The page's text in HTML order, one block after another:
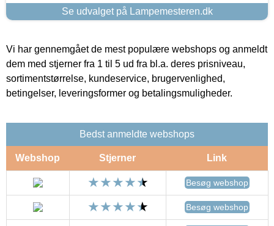
Se udvalget på Lampemesteren.dk
Vi har gennemgået de mest populære webshops og anmeldt
dem med stjerner fra 1 til 5 ud fra bl.a. deres prisniveau,
sortimentstørrelse, kundeservice, brugervenlighed,
betingelser, leveringsformer og betalingsmuligheder.
Bedst anmeldte webshops
Webshop Stjerner Link
Besøg webshop
Besøg webshop